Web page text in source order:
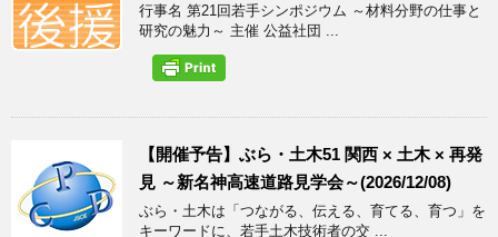
行事名 第21回若手シンポジウム ～材料分野の仕事と
研究の魅力～ 主催 公益社団 ...
【開催予告】ぶら・土木51 関西 × 土木 × 再発
見 ～新名神高速道路見学会～(2026/12/08)
ぶら・土木は「つながる、伝える、育てる、育つ」を
キーワードに、若手土木技術者の交 ...